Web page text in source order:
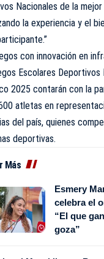
Nacionales de la
la experiencia y el
con innovación en
Escolares Deportivos
2025 contarán con la
atletas en
del país, quienes
deportivas.
Más
Esmery
celebra el
“El que
goza”